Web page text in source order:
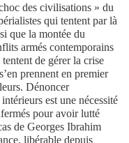
des civilisations » du
qui tentent par là
que la montée du
armés contemporains
de gérer la crise
prennent en premier
Dénoncer
est une nécessité
pour avoir lutté
de Georges Ibrahim
libérable depuis